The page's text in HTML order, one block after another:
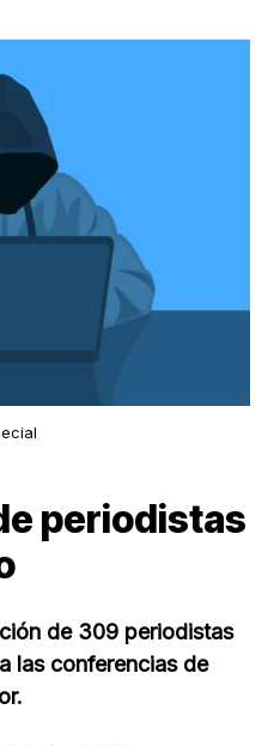
periodistas
de 309 periodistas
las conferencias de